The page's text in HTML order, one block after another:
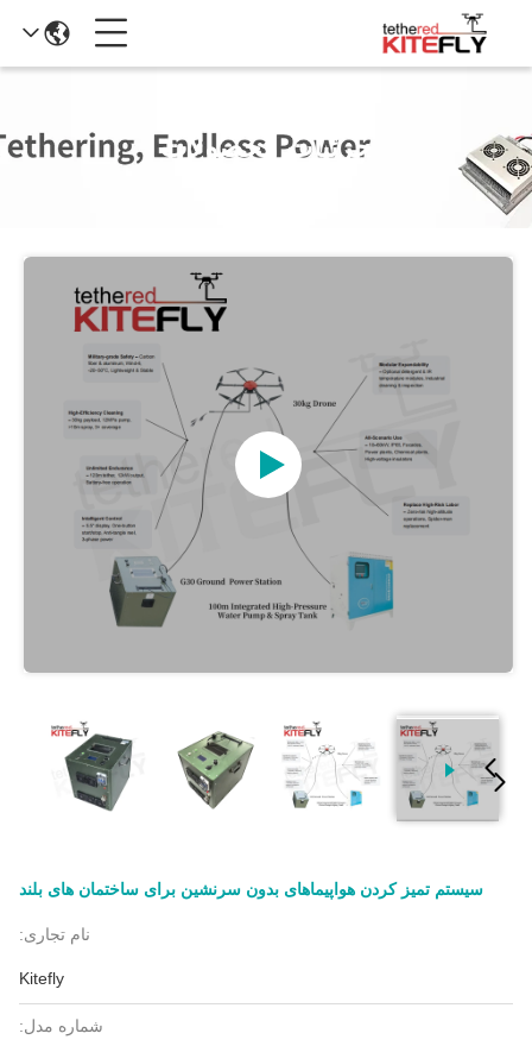
جزئیات محصولات
سیستم تمیز کردن هواپیماهای بدون سرنشین برای ساختمان های بلند
نام تجاری:
Kitefly
شماره مدل: